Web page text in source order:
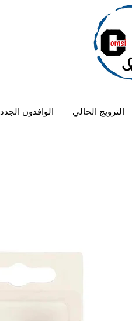
الوافدون الجدد الترويج الحالي